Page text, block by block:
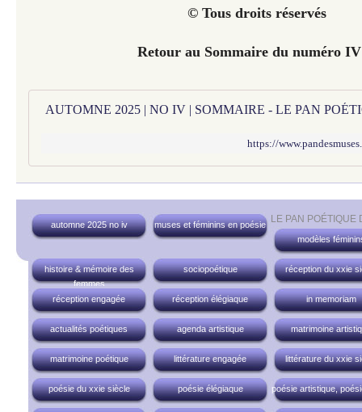
© Tous droits réservés
Retour au Sommaire du numéro
AUTOMNE 2025 | NO IV | SOMMAIRE - LE PAN
https://
LE PAN POÉTIQUE
automne 2025 no iv
muses et féminins en poésie
modèles
histoire & mémoire des
femmes
sociopoétique réception du xxie
réception engagée réception élégiaque in memoriam
actualités poétiques agenda artistique matrimoine
matrimoine poétique littérature engagée littérature du xxie
poésie du xxie siècle poésie élégiaque poésie artistique,